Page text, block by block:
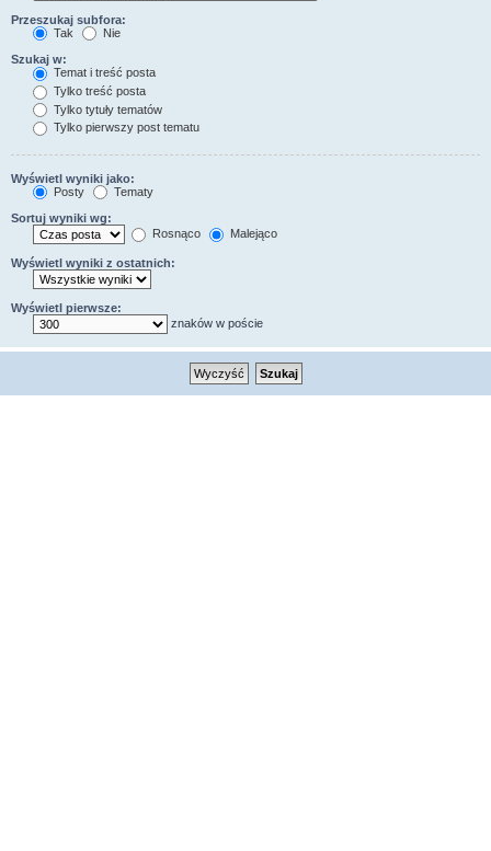
Przeszukaj subfora:
Tak
Nie
Szukaj w:
Temat i treść posta
Tylko treść posta
Tylko tytuły tematów
Tylko pierwszy post tematu
Wyświetl wyniki jako:
Posty
Tematy
Sortuj wyniki wg:
Rosnąco
Malejąco
Wyświetl wyniki z ostatnich:
Wyświetl pierwsze:
znaków w poście